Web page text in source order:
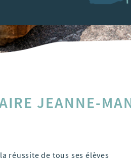
JEANNE-
réussite de tous ses élèves